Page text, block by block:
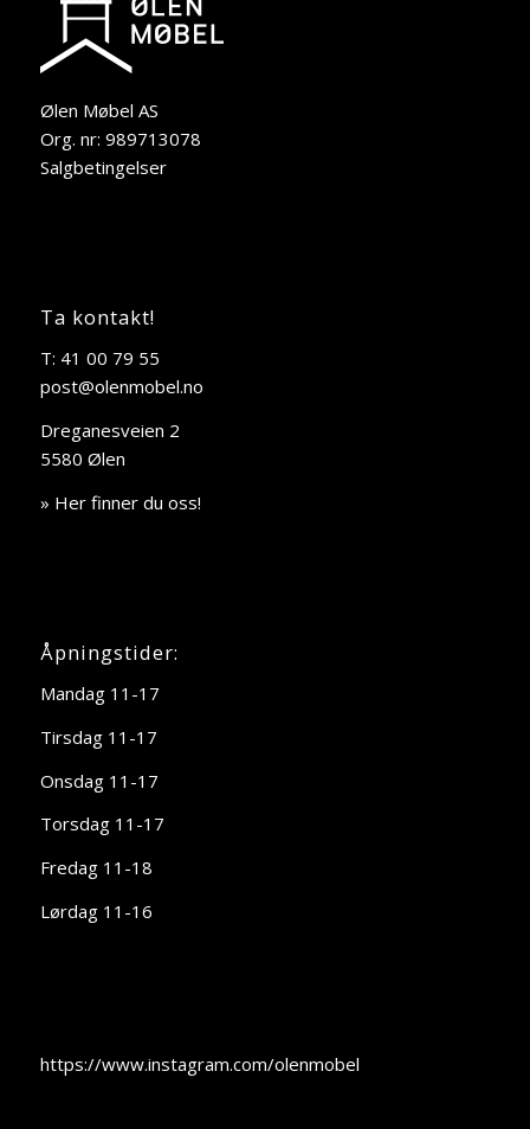
Ølen Møbel AS
Org. nr: 989713078
Salgbetingelser
Ta kontakt!
T: 41 00 79 55
post@olenmobel.no
Dreganesveien 2
5580 Ølen
» Her finner du oss!
Åpningstider:
Mandag 11-17
Tirsdag 11-17
Onsdag 11-17
Torsdag 11-17
Fredag 11-18
Lørdag 11-16
https://www.instagram.com/olenmobel